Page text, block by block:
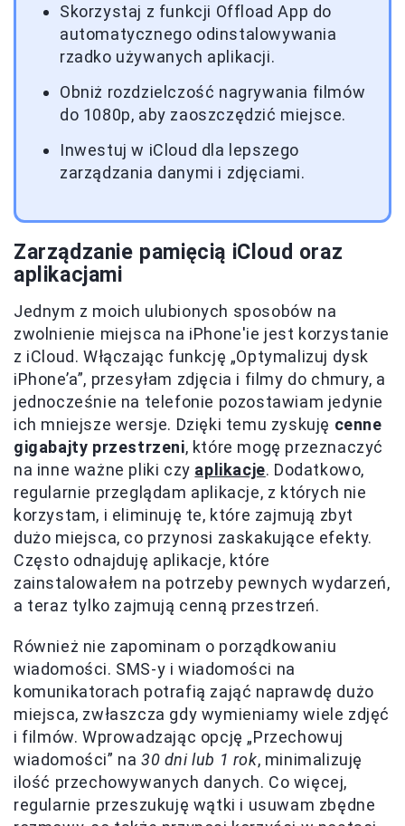
Skorzystaj z funkcji Offload App do
automatycznego odinstalowywania
rzadko używanych aplikacji.
Obniż rozdzielczość nagrywania filmów
do 1080p, aby zaoszczędzić miejsce.
Inwestuj w iCloud dla lepszego
zarządzania danymi i zdjęciami.
Zarządzanie pamięcią iCloud oraz
aplikacjami
Jednym z moich ulubionych sposobów na
zwolnienie miejsca na iPhone'ie jest korzystanie
z iCloud. Włączając funkcję „Optymalizuj dysk
iPhone’a”, przesyłam zdjęcia i filmy do chmury, a
jednocześnie na telefonie pozostawiam jedynie
ich mniejsze wersje. Dzięki temu zyskuję cenne
gigabajty przestrzeni, które mogę przeznaczyć
na inne ważne pliki czy aplikacje. Dodatkowo,
regularnie przeglądam aplikacje, z których nie
korzystam, i eliminuję te, które zajmują zbyt
dużo miejsca, co przynosi zaskakujące efekty.
Często odnajduję aplikacje, które
zainstalowałem na potrzeby pewnych wydarzeń,
a teraz tylko zajmują cenną przestrzeń.
Również nie zapominam o porządkowaniu
wiadomości. SMS-y i wiadomości na
komunikatorach potrafią zająć naprawdę dużo
miejsca, zwłaszcza gdy wymieniamy wiele zdjęć
i filmów. Wprowadzając opcję „Przechowuj
wiadomości” na 30 dni lub 1 rok, minimalizuję
ilość przechowywanych danych. Co więcej,
regularnie przeszukuję wątki i usuwam zbędne